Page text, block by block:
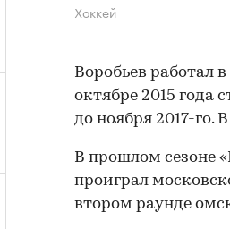
Хоккей
Воробьев работал
октябре 2015 года
до ноября 2017-го.
В прошлом сезоне
проиграл
втором раунде